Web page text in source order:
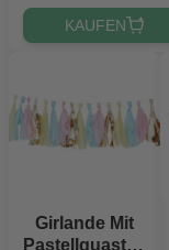
KAUFEN
Girlande Mit
Pastellquasten